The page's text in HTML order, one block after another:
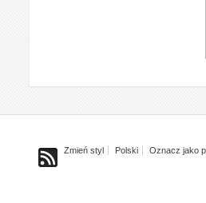
Zmień styl Polski Oznacz jako